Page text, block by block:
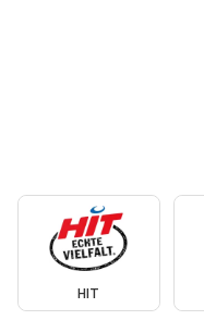
HIT